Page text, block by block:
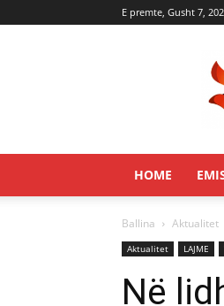
E premte, Gusht 7,
HOME
Ballina Aktualitet
Aktualitet LAJME
Në